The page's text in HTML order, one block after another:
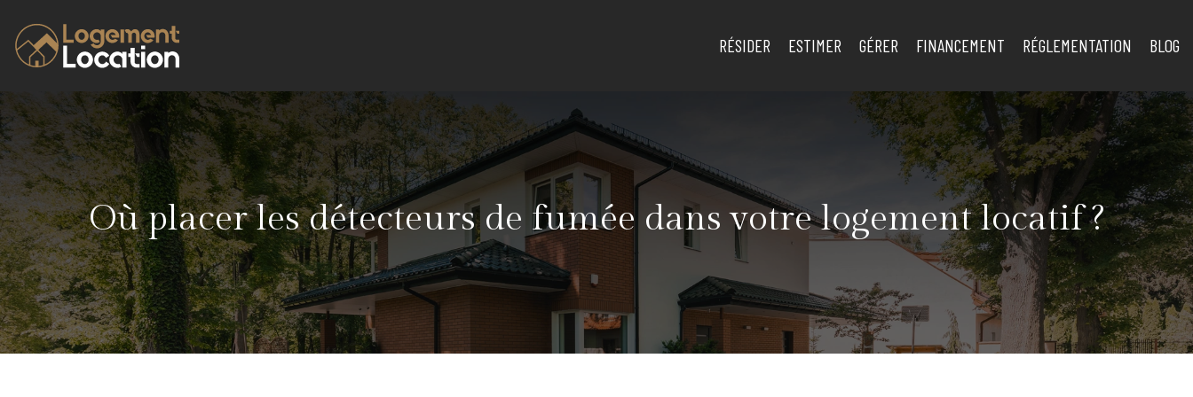
RÉSIDER ESTIMER GÉRER FINANCEMENT RÉGLEMENTATION BLOG
Où placer les détecteurs de fumée dans votre logement locatif ?